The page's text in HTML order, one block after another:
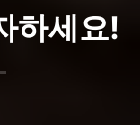
하세요!